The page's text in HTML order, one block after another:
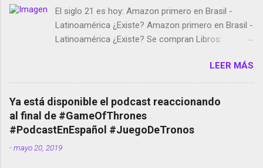
El siglo 21 es hoy: Amazon primero en Brasil -
Latinoamérica ¿Existe? Amazon primero en Brasil -
Latinoamérica ¿Existe? Se compran Libros:
temporada de Black Mirror Twitter deja de verificar
cuentas Responden los fotógrafos Brian May y el
copyright en Instagram Música y vídeo selfies en la
red social Riddley Scott saca a Kevin Spacey de su
película Francisco regaña a los que usan el
smartphone en sus misas La serie de la Tierra
Media GoBee - StartUp de bicicletas de alquiler
LEER MÁS
Ya está disponible el podcast reaccionando
al final de #GameOfThrones
#PodcastEnEspañol #JuegoDeTronos
-mayo 20, 2019